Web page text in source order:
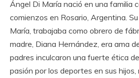
Ángel Di María nació en una familia
comienzos en Rosario, Argentina.
María, trabajaba como obrero de
madre, Diana Hernández, era ama
padres inculcaron una fuerte ética
pasión por los deportes en sus hijos,